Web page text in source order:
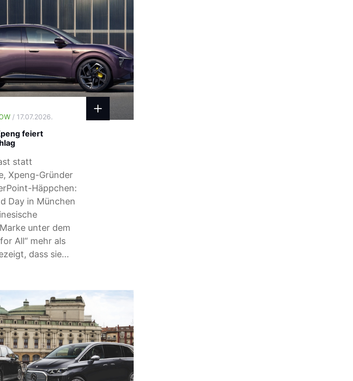
/ 17.07.2026.
feiert
statt
Xpeng-Gründer
Häppchen:
Day in München
unter dem
All“ mehr als
dass sie...